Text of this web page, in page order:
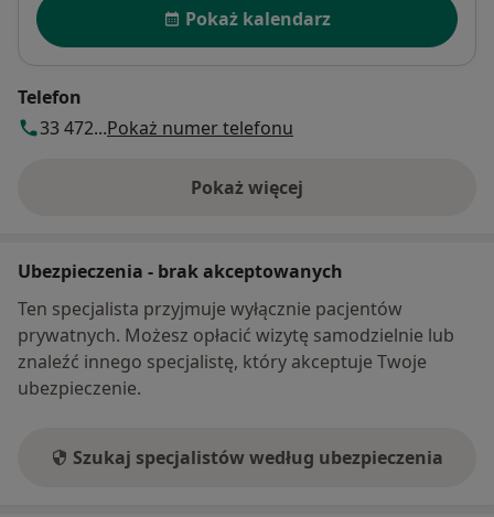
Pokaż kalendarz
Telefon
33 472...Pokaż numer telefonu
Pokaż więcej
o adresie
Ubezpieczenia - brak akceptowanych
Ten specjalista przyjmuje wyłącznie pacjentów
prywatnych. Możesz opłacić wizytę samodzielnie lub
znaleźć innego specjalistę, który akceptuje Twoje
ubezpieczenie.
Szukaj specjalistów według ubezpieczenia